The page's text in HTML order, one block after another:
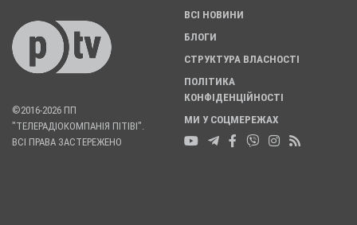
©2016-2026 ПП
"ТЕЛЕРАДІОКОМПАНІЯ ПІТІВІ".
ВСІ ПРАВА ЗАСТЕРЕЖЕНО
ВСІ НОВИНИ
БЛОГИ
СТРУКТУРА ВЛАСНОСТІ
ПОЛІТИКА
КОНФІДЕНЦІЙНОСТІ
МИ У СОЦМЕРЕЖАХ